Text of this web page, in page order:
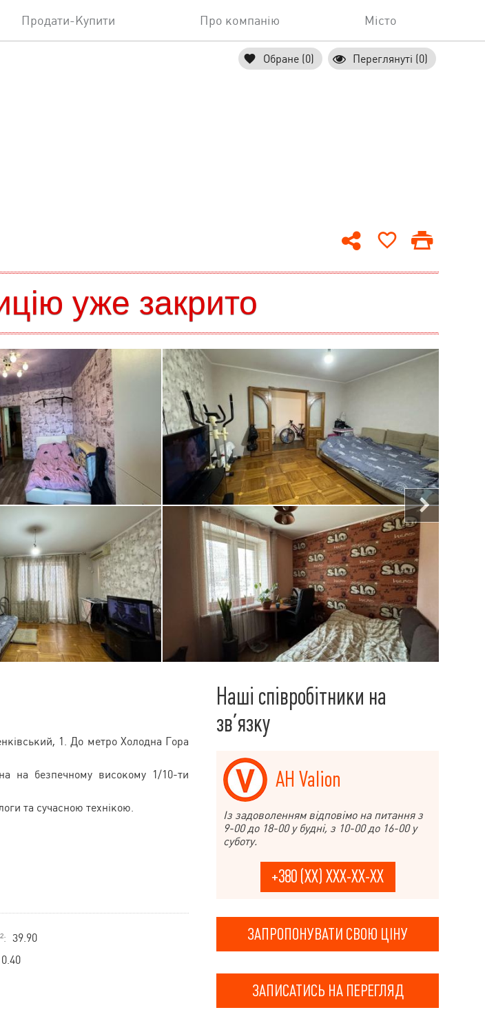
Продати-Купити Про компанію Місто
Обране (0) Переглянуті (0)
уже закрито
1. До метро Холодна Гора
на безпечному високому 1/10-ти
та сучасною технікою.
39.90
Наші співробітники на
зв’язку
АН Valion
Із задоволенням відповімо на питання з
9-00 до 18-00 у будні, з 10-00 до 16-00 у
суботу.
+380 (XX) XXX-XX-XX
ЗАПРОПОНУВАТИ СВОЮ ЦІНУ
ЗАПИСАТИСЬ НА ПЕРЕГЛЯД